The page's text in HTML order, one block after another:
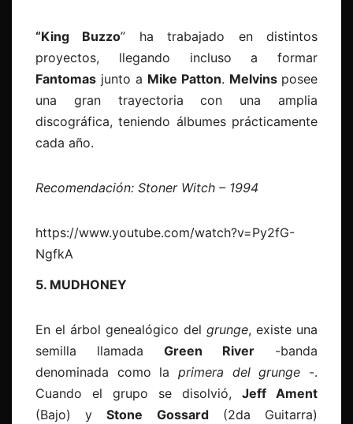
“King Buzzo” ha trabajado en distintos
proyectos, llegando incluso a formar
Fantomas junto a Mike Patton. Melvins posee
una gran trayectoria con una amplia
discográfica, teniendo álbumes prácticamente
cada año.
Recomendación: Stoner Witch – 1994
https://www.youtube.com/watch?v=Py2fG-
NgfkA
5. MUDHONEY
En el árbol genealógico del grunge, existe una
semilla llamada Green River -banda
denominada como la primera del grunge -.
Cuando el grupo se disolvió, Jeff Ament
(Bajo) yStone Gossard(2da Guitarra)